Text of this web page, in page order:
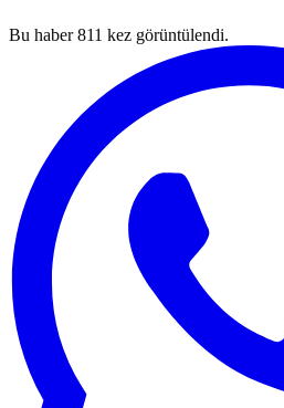
Bu haber811 kez görüntülendi.